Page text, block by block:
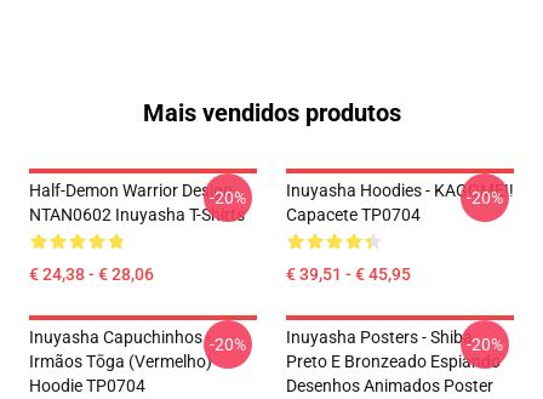
Mais vendidos produtos
Half-Demon Warrior Design
NTAN0602 Inuyasha T-Shirts
€ 24,38 - € 28,06
-20%
Inuyasha Hoodies - KAGOME!!
Capacete TP0704
€ 39,51 - € 45,95
-20%
Inuyasha Capuchinhos -
Irmãos Tōga (vermelho)
Hoodie TP0704
-20%
Inuyasha Posters - Shiba
Preto E Bronzeado Espiando
Desenhos Animados Poster
-20%